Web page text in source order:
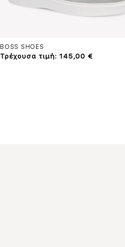
BOSS SHOES
Τρέχουσα τιμή: 145,00 €